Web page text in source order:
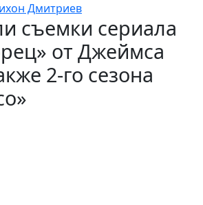
Дмитриев
съемки сериала
от Джеймса
2-го сезона